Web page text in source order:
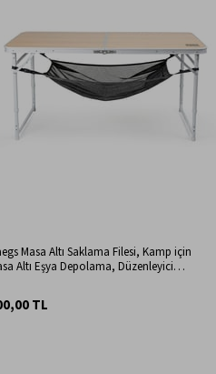
Masa Altı Saklama Filesi, Kamp için
Altı Eşya Depolama, Düzenleyici
TL